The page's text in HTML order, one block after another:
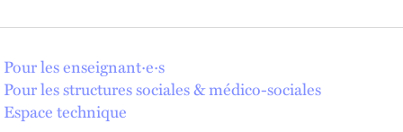
Pour les enseignant·e·s
Pour les structures sociales & médico-sociales
Espace technique